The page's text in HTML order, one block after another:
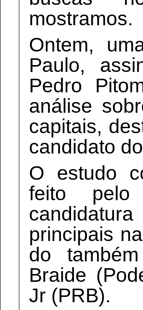
mostramos.
Ontem,
Paulo,
Pedro
análise
capitais,
candidato
O estudo
feito
principais
do
Braide
Jr (PRB).